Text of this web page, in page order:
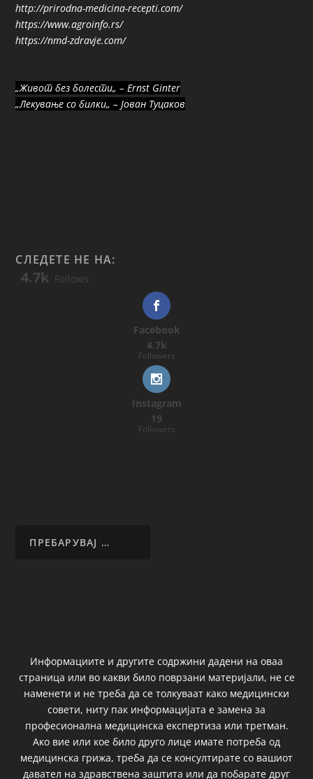
http://prirodna-medicina-recepti.com/
https://www.agroinfo.rs/
https://nmd-zdravje.com/
„Живот без болести„ – Ernst Ginter
„Лекување со билки„ – Јован Туцаков
СЛЕДЕТЕ НЕ НА:
4.7k Follows
Facebook
4.7k
Followers
Instagram
19
Followers
Информациите и другите содржини дадени на оваа
страница или во какви било поврзани материјали, не се
наменети и не треба да се толкуваат како медицински
совети, ниту пак информацијата е замена за
професионална медицинска експертиза или третман.
Ако вие или кое било друго лице имате потреба од
медицинска грижа, треба да се консултирате со вашиот
давател на здравствена заштита или да побарате друг